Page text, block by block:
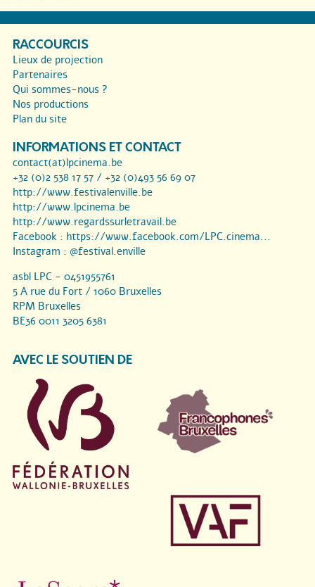
RACCOURCIS
Lieux de projection
Partenaires
Qui sommes-nous ?
Nos productions
Plan du site
INFORMATIONS ET CONTACT
contact(at)lpcinema.be
+32 (0)2 538 17 57 / +32 (0)493 56 69 07
http://www.festivalenville.be
http://www.lpcinema.be
http://www.regardssurletravail.be
Facebook : https://www.facebook.com/LPC.cinema...
Instagram : @festival.enville
asbl LPC - 0451955761
5 A rue du Fort / 1060 Bruxelles
RPM Bruxelles
BE36 0011 3205 6381
AVEC LE SOUTIEN DE